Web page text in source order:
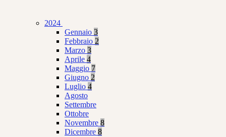
2024
Gennaio 3
Febbraio 2
Marzo 3
Aprile 4
Maggio 7
Giugno 2
Luglio 4
Agosto
Settembre
Ottobre
Novembre 8
Dicembre 8